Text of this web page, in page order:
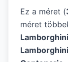
Ez a méret (
méret